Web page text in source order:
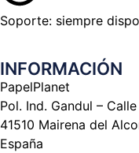
Soporte: siempre
INFORMACIÓN
PapelPlanet
Pol. Ind. Gandul –
41510 Mairena del
España